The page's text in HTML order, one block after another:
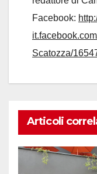
Facebook:
Scatozza/
Articoli